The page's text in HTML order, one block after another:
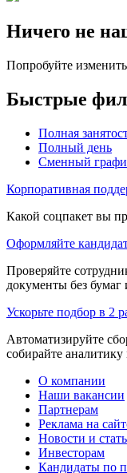
Ничего не
Попробуйте
Быстрые
Полная
Полный день
Сменный
Корпоративная
Какой соцпакет вы
Оформляйте
Проверяйте
документы без
Ускорьте подбор в 2
Автоматизируйте
собирайте аналитику
О компании
Наши вакансии
Партнерам
Реклама на
Новости и
Инвесторам
Кандидаты по